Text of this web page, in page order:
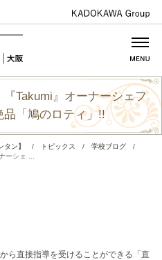
Takumi』オーナーシェフ
品「鳩のロティ」!!
ン】 / トピックス / 学校ブログ
/
ーシェ ...
ら直接指導を受けることができる「直